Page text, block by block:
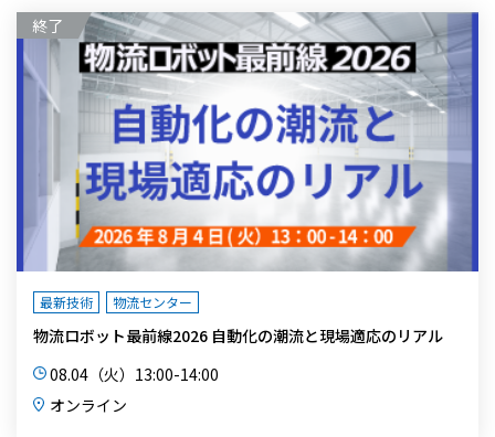
最新技術 物流センター
物流ロボット最前線2026 自動化の潮流と現場適応のリアル
08.04（火）13:00-14:00
オンライン